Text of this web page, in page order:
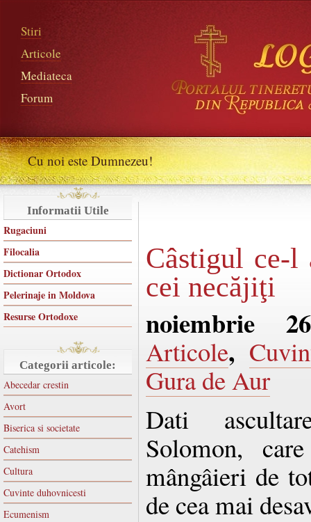
Stiri
Articole
Mediateca
Forum
Cu noi este Dumnezeu!
Informatii Utile
Rugaciuni
Filocalia
Dictionar Ortodox
Pelerinaje in Moldova
Resurse Ortodoxe
Categorii articole:
Abecedar crestin
Avort
Biserica si societate
Catehism
Cultura
Cuvinte duhovnicesti
Ecumenism
Câstigul ce-l
cei necăjiţi
noiembrie
Articole,
Gura de Aur
Dati
Solomon,
mângâieri de
de cea mai